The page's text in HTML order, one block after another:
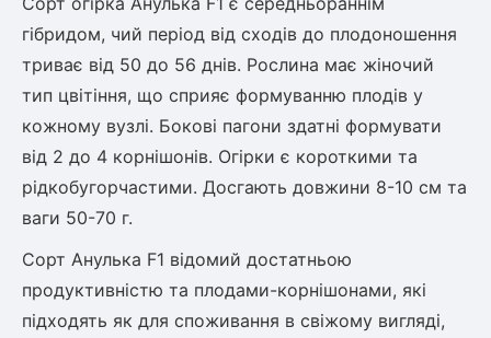
Айва
Хурма
Шовковиця
Абрикос
Ірга
Ківі
Спірея
Азалія
Дерен
Штамбові троянди
Бузок
Жасмин (Чубушник)
Будлея
Лавровишня
Бобовник (Жерновець)
Калина
Піраканта
Навантажувачі
гібридом, чий період від сходів до плодоношення
триває від 50 до 56 днів. Рослина має жіночий
тип цвітіння, що сприяє формуванню плодів у
кожному вузлі. Бокові пагони здатні формувати
від 2 до 4 корнішонів. Огірки є короткими та
рідкобугорчастими. Досгають довжини 8-10 см та
ваги 50-70 г.
Сорт Анулька F1 відомий достатньою
продуктивністю та плодами-корнішонами, які
підходять як для споживання в свіжому вигляді,